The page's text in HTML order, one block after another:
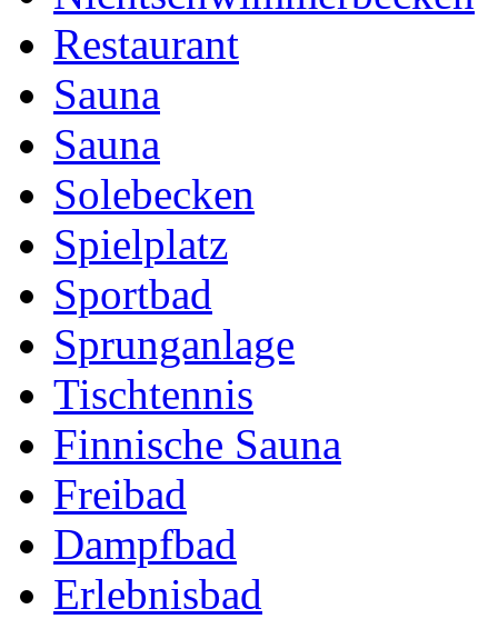
Restaurant
Sauna
Sauna
Solebecken
Spielplatz
Sportbad
Sprunganlage
Tischtennis
Finnische Sauna
Freibad
Dampfbad
Erlebnisbad